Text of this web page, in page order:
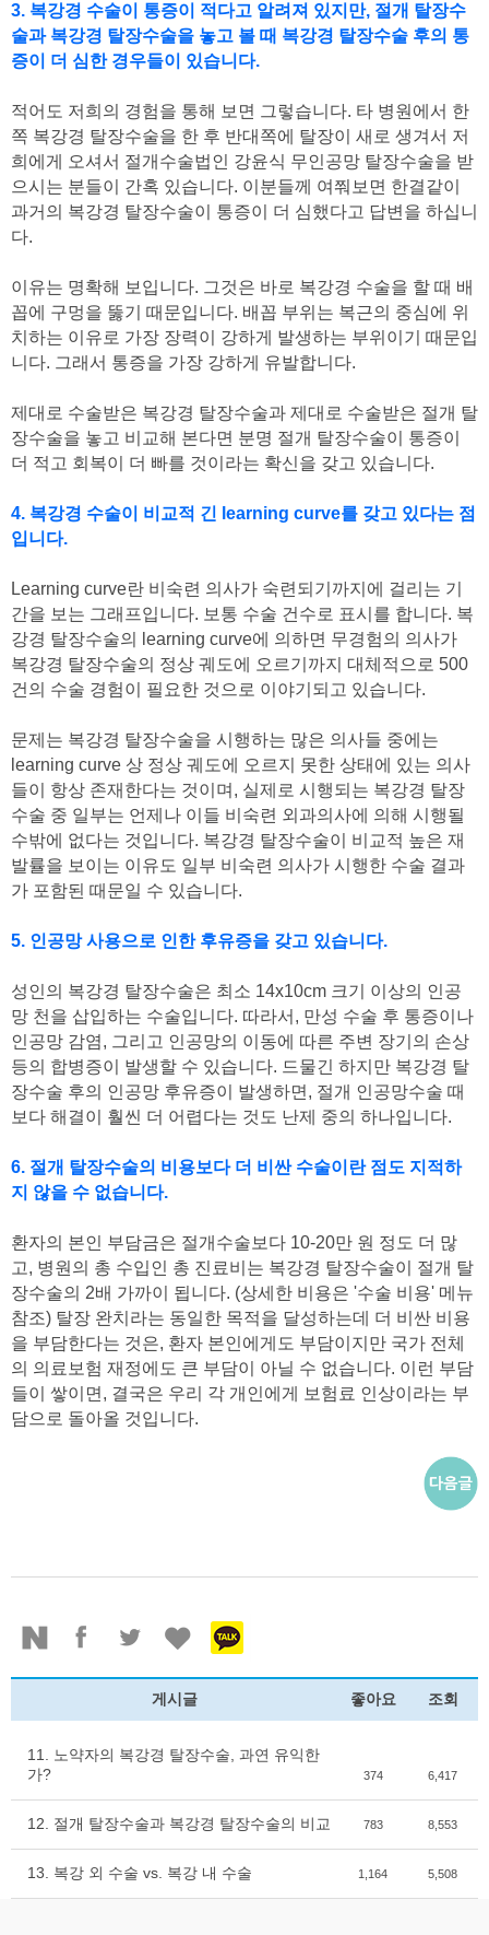
3. 복강경 수술이 통증이 적다고 알려져 있지만, 절개 탈장수
술과 복강경 탈장수술을 놓고 볼 때 복강경 탈장수술 후의 통
증이 더 심한 경우들이 있습니다.
적어도 저희의 경험을 통해 보면 그렇습니다. 타 병원에서 한
쪽 복강경 탈장수술을 한 후 반대쪽에 탈장이 새로 생겨서 저
희에게 오셔서 절개수술법인 강윤식 무인공망 탈장수술을 받
으시는 분들이 간혹 있습니다. 이분들께 여쭤보면 한결같이
과거의 복강경 탈장수술이 통증이 더 심했다고 답변을 하십니
다.
이유는 명확해 보입니다. 그것은 바로 복강경 수술을 할 때 배
꼽에 구멍을 뚫기 때문입니다. 배꼽 부위는 복근의 중심에 위
치하는 이유로 가장 장력이 강하게 발생하는 부위이기 때문입
니다. 그래서 통증을 가장 강하게 유발합니다.
제대로 수술받은 복강경 탈장수술과 제대로 수술받은 절개 탈
장수술을 놓고 비교해 본다면 분명 절개 탈장수술이 통증이
더 적고 회복이 더 빠를 것이라는 확신을 갖고 있습니다.
4. 복강경 수술이 비교적 긴 learning curve를 갖고 있다는 점
입니다.
Learning curve란 비숙련 의사가 숙련되기까지에 걸리는 기
간을 보는 그래프입니다. 보통 수술 건수로 표시를 합니다. 복
강경 탈장수술의 learning curve에 의하면 무경험의 의사가
복강경 탈장수술의 정상 궤도에 오르기까지 대체적으로 500
건의 수술 경험이 필요한 것으로 이야기되고 있습니다.
문제는 복강경 탈장수술을 시행하는 많은 의사들 중에는
learning curve 상 정상 궤도에 오르지 못한 상태에 있는 의사
들이 항상 존재한다는 것이며, 실제로 시행되는 복강경 탈장
수술 중 일부는 언제나 이들 비숙련 외과의사에 의해 시행될
수밖에 없다는 것입니다. 복강경 탈장수술이 비교적 높은 재
발률을 보이는 이유도 일부 비숙련 의사가 시행한 수술 결과
가 포함된 때문일 수 있습니다.
5. 인공망 사용으로 인한 후유증을 갖고 있습니다.
성인의 복강경 탈장수술은 최소 14x10cm 크기 이상의 인공
망 천을 삽입하는 수술입니다. 따라서, 만성 수술 후 통증이나
인공망 감염, 그리고 인공망의 이동에 따른 주변 장기의 손상
등의 합병증이 발생할 수 있습니다. 드물긴 하지만 복강경 탈
장수술 후의 인공망 후유증이 발생하면, 절개 인공망수술 때
보다 해결이 훨씬 더 어렵다는 것도 난제 중의 하나입니다.
6. 절개 탈장수술의 비용보다 더 비싼 수술이란 점도 지적하
지 않을 수 없습니다.
환자의 본인 부담금은 절개수술보다 10-20만 원 정도 더 많
고, 병원의 총 수입인 총 진료비는 복강경 탈장수술이 절개 탈
장수술의 2배 가까이 됩니다. (상세한 비용은 '수술 비용' 메뉴
참조) 탈장 완치라는 동일한 목적을 달성하는데 더 비싼 비용
을 부담한다는 것은, 환자 본인에게도 부담이지만 국가 전체
의 의료보험 재정에도 큰 부담이 아닐 수 없습니다. 이런 부담
들이 쌓이면, 결국은 우리 각 개인에게 보험료 인상이라는 부
담으로 돌아올 것입니다.
게시글 좋아요 조회
11. 노약자의 복강경 탈장수술, 과연 유익한
가?
374 6,417
12. 절개 탈장수술과 복강경 탈장수술의 비교 783 8,553
13. 복강 외 수술 vs. 복강 내 수술 1,164 5,508